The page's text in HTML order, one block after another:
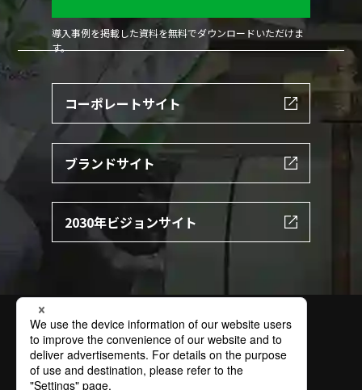
導入事例を掲載した資料を無料でダウンロードいただけま
す。
コーポレートサイト
ブランドサイト
2030年ビジョンサイト
サイトの利用条件 個人情報保護方針
特定個人情報保護方針 情報セキュリティ基本方針
ソーシャルメディアポリシー
商標 お問い合わせ サイトマップ